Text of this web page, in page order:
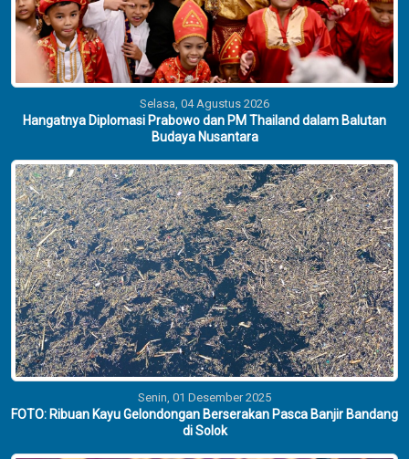
Selasa, 04 Agustus 2026
Hangatnya Diplomasi Prabowo dan PM Thailand dalam Balutan
Budaya Nusantara
Senin, 01 Desember 2025
FOTO: Ribuan Kayu Gelondongan Berserakan Pasca Banjir Bandang
di Solok